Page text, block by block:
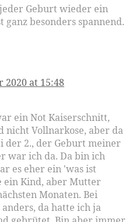
Geburt wieder ein
ganz besonders spannend.
2020 at 15:48
ein Not Kaiserschnitt,
nicht Vollnarkose, aber da
der 2., der Geburt meiner
war ich da. Da bin ich
es eher ein 'was ist
ein Kind, aber Mutter
Monaten. Bei
da hatte ich ja